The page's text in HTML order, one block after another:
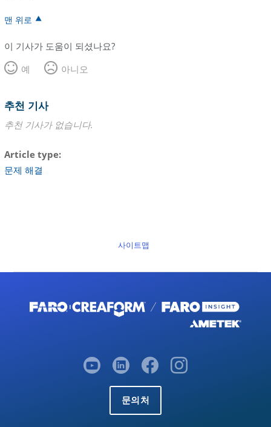
맨 위로
이 기사가 도움이 되셨나요?
예
아니오
추천 기사
추천 기사가 없습니다.
Article type
문제 해결
사이트맵
문의처